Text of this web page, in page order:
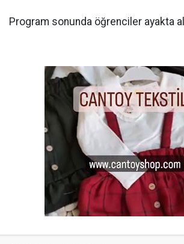
Program sonunda öğrenciler ayakta